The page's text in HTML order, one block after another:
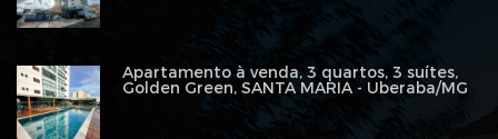
Apartamento à venda, 3 quartos, 3 suítes,
Golden Green, SANTA MARIA - Uberaba/MG